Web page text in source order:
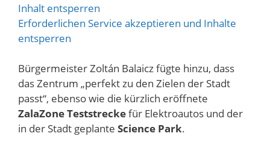
Inhalt entsperren
Erforderlichen Service akzeptieren und Inhalte
entsperren
Bürgermeister Zoltán Balaicz fügte hinzu, dass
das Zentrum „perfekt zu den Zielen der Stadt
passt“, ebenso wie die kürzlich eröffnete
ZalaZone Teststreckefür Elektroautos und der
in der Stadt geplante Science Park.